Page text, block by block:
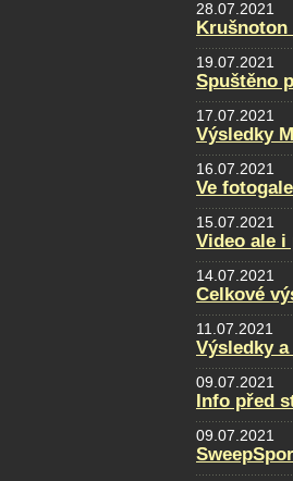
28.07.2021
Krušnoton
19.07.2021
Spuštěno
17.07.2021
Výsledky
16.07.2021
Ve
15.07.2021
Video ale i
14.07.2021
Celkové
11.07.2021
Výsledky
09.07.2021
Info před
09.07.2021